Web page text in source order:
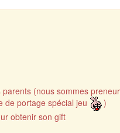
(nous sommes
de portage spécial jeu
)
obtenir son gift